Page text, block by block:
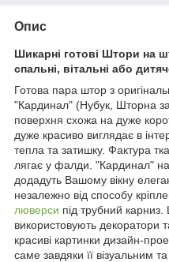
Опис
Шикарні готові Штори на
спальні, вітальні або
Готова пара штор з
"Кардинал" (Нубук, Шторна
поверхня схожа на дуже
дуже красиво виглядає в
тепла та затишку. Фактура
лягає у фалди. "Кардинал"
додадуть Вашому вікну
незалежно від способу
люверси під трубний
використовують декоратори
красиві картинки дизайн-
саме завдяки її візуальним